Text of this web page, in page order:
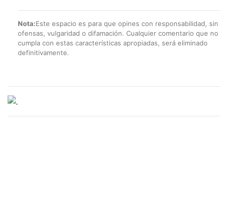
Nota:Este espacio es para que opines con responsabilidad, sin
ofensas, vulgaridad o difamación. Cualquier comentario que no
cumpla con estas características apropiadas, será eliminado
definitivamente.